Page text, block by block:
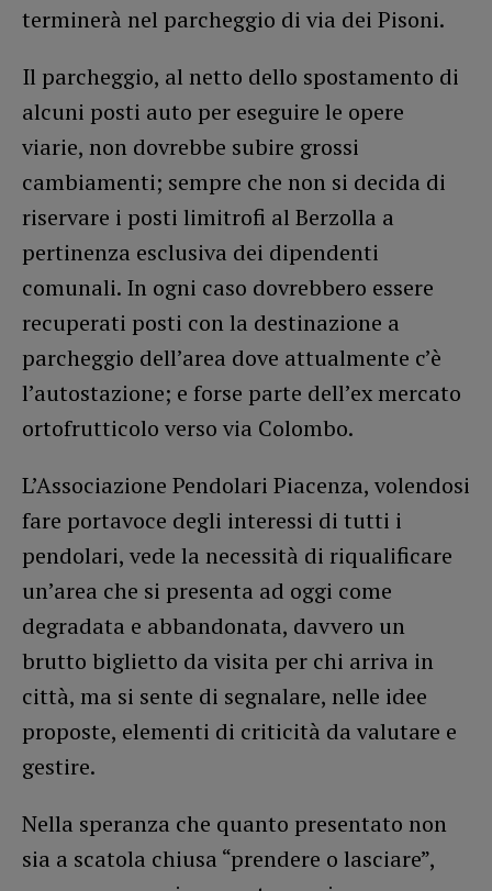
terminerà nel parcheggio di via dei Pisoni.
Il parcheggio, al netto dello spostamento di
alcuni posti auto per eseguire le opere
viarie, non dovrebbe subire grossi
cambiamenti; sempre che non si decida di
riservare i posti limitrofi al Berzolla a
pertinenza esclusiva dei dipendenti
comunali. In ogni caso dovrebbero essere
recuperati posti con la destinazione a
parcheggio dell’area dove attualmente c’è
l’autostazione; e forse parte dell’ex mercato
ortofrutticolo verso via Colombo.
L’Associazione Pendolari Piacenza, volendosi
fare portavoce degli interessi di tutti i
pendolari, vede la necessità di riqualificare
un’area che si presenta ad oggi come
degradata e abbandonata, davvero un
brutto biglietto da visita per chi arriva in
città, ma si sente di segnalare, nelle idee
proposte, elementi di criticità da valutare e
gestire.
Nella speranza che quanto presentato non
sia a scatola chiusa “prendere o lasciare”,